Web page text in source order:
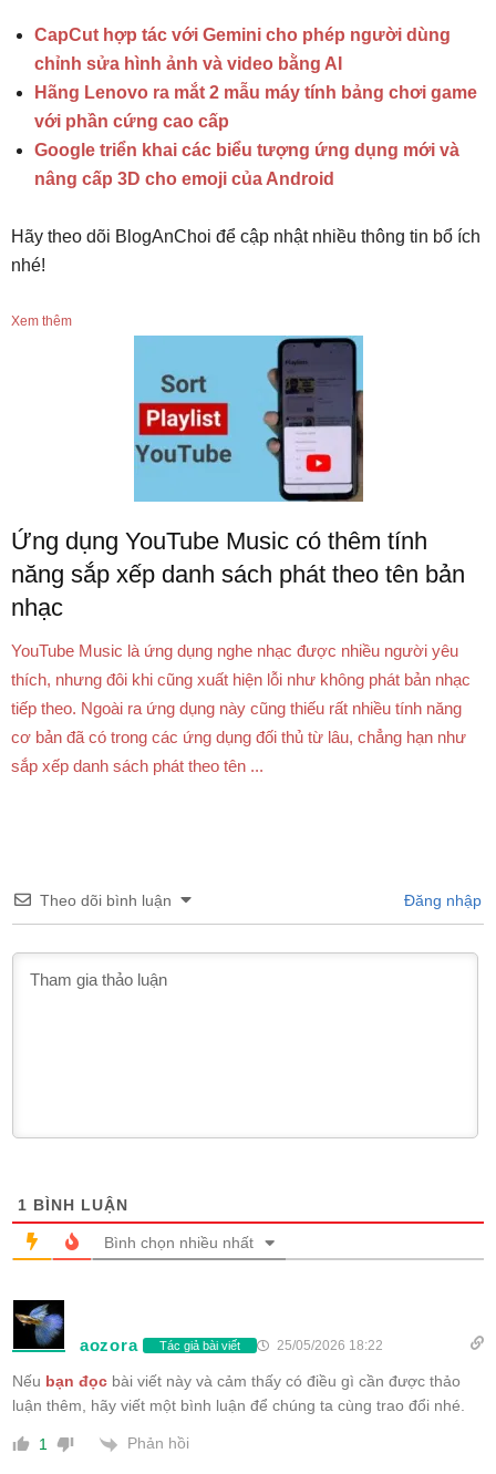
CapCut hợp tác với Gemini cho phép người dùng
chỉnh sửa hình ảnh và video bằng AI
Hãng Lenovo ra mắt 2 mẫu máy tính bảng chơi game
với phần cứng cao cấp
Google triển khai các biểu tượng ứng dụng mới và
nâng cấp 3D cho emoji của Android
Hãy theo dõi BlogAnChoi để cập nhật nhiều thông tin bổ ích
nhé!
Xem thêm
Ứng dụng YouTube Music có thêm tính
năng sắp xếp danh sách phát theo tên bản
nhạc
YouTube Music là ứng dụng nghe nhạc được nhiều người yêu
thích, nhưng đôi khi cũng xuất hiện lỗi như không phát bản nhạc
tiếp theo. Ngoài ra ứng dụng này cũng thiếu rất nhiều tính năng
cơ bản đã có trong các ứng dụng đối thủ từ lâu, chẳng hạn như
sắp xếp danh sách phát theo tên ...
Theo dõi bình luận Đăng nhập
1 BÌNH LUẬN
Bình chọn nhiều nhất
aozora Tác giả bài viết 25/05/2026 18:22
Nếu bạn đọc bài viết này và cảm thấy có điều gì cần được thảo
luận thêm, hãy viết một bình luận để chúng ta cùng trao đổi nhé.
1 Phản hồi